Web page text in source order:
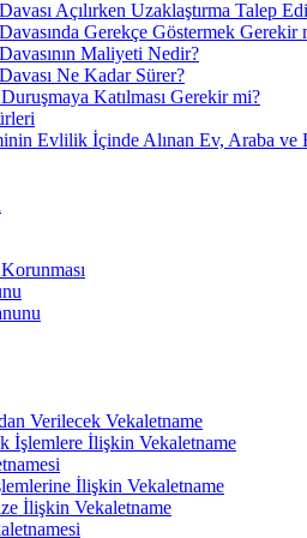
Açılırken Uzaklaştırma Talep
Gerekçe Göstermek Gerekir
Maliyeti Nedir?
Ne Kadar Sürer?
Katılması Gerekir mi?
Evlilik İçinde Alınan Ev, Araba ve
Verilecek Vekaletname
İşlemlere İlişkin Vekaletname
İlişkin Vekaletname
İlişkin Vekaletname